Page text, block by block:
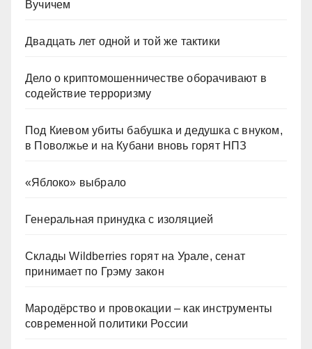
Вучичем
Двадцать лет одной и той же тактики
Дело о криптомошенничестве оборачивают в
содействие терроризму
Под Киевом убиты бабушка и дедушка с внуком,
в Поволжье и на Кубани вновь горят НПЗ
«Яблоко» выбрало
Генеральная принудка с изоляцией
Склады Wildberries горят на Урале, сенат
принимает по Грэму закон
Мародёрство и провокации – как инструменты
современной политики России